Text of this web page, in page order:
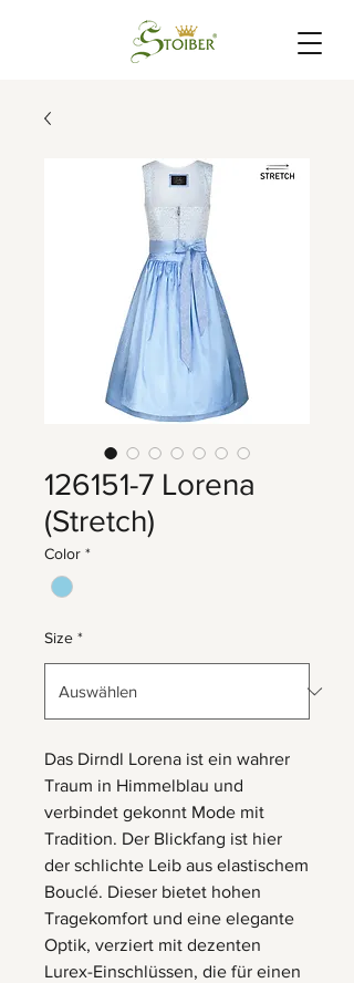
126151-7 Lorena
(Stretch)
Color *
Size *
Das Dirndl Lorena ist ein wahrer
Traum in Himmelblau und
verbindet gekonnt Mode mit
Tradition. Der Blickfang ist hier
der schlichte Leib aus elastischem
Bouclé. Dieser bietet hohen
Tragekomfort und eine elegante
Optik, verziert mit dezenten
Lurex-Einschlüssen, die für einen